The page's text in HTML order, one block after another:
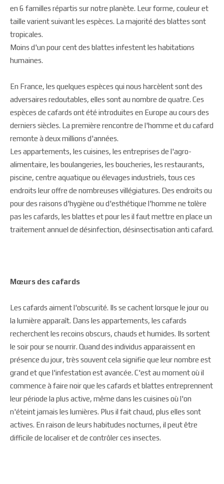
en 6 familles répartis sur notre planète. Leur forme, couleur et
taille varient suivant les espèces. La majorité des blattes sont
tropicales.
Moins d'un pour cent des blattes infestent les habitations
humaines.
En France, les quelques espèces qui nous harcèlent sont des
adversaires redoutables, elles sont au nombre de quatre. Ces
espèces de cafards ont été introduites en Europe au cours des
derniers siècles. La première rencontre de l'homme et du cafard
remonte à deux millions d'années.
Les appartements, les cuisines, les entreprises de l'agro-
alimentaire, les boulangeries, les boucheries, les restaurants,
piscine, centre aquatique ou élevages industriels, tous ces
endroits leur offre de nombreuses villégiatures. Des endroits ou
pour des raisons d'hygiène ou d'esthétique l'homme ne tolère
pas les cafards, les blattes et pour les il faut mettre en place un
traitement annuel de désinfection, désinsectisation anti cafard.
Mœurs des cafards
Les cafards aiment l'obscurité. Ils se cachent lorsque le jour ou
la lumière apparaît. Dans les appartements, les cafards
recherchent les recoins obscurs, chauds et humides. Ils sortent
le soir pour se nourrir. Quand des individus apparaissent en
présence du jour, très souvent cela signifie que leur nombre est
grand et que l'infestation est avancée. C'est au moment où il
commence à faire noir que les cafards et blattes entreprennent
leur période la plus active, même dans les cuisines où l'on
n'éteint jamais les lumières. Plus il fait chaud, plus elles sont
actives. En raison de leurs habitudes nocturnes, il peut être
difficile de localiser et de contrôler ces insectes.